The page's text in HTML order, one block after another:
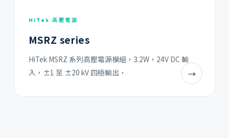
HiTek 高壓電源
MSRZ series
HiTek MSRZ 系列高壓電源模組，3.2W，24V DC 輸
入，±1 至 ±20 kV 四極輸出，
→